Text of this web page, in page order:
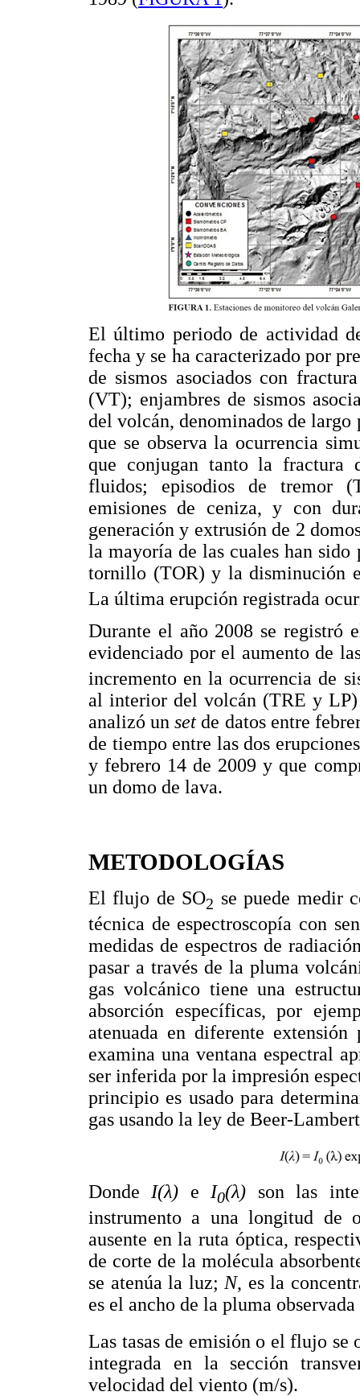
El último periodo de actividad
fecha y se ha caracterizado por
de sismos asociados con
(VT); enjambres de sismos
del volcán, denominados de
que se observa la ocurrencia
que conjugan tanto la
fluidos; episodios de tremor
emisiones de ceniza, y con
generación y extrusión de 2
la mayoría de las cuales han
tornillo (TOR) y la disminución
La última erupción registrada
Durante el año 2008 se registró
evidenciado por el aumento de
incremento en la ocurrencia de
al interior del volcán (TRE y
analizó unset de datos entre
de tiempo entre las dos
y febrero 14 de 2009 y que
un domo de lava.
METODOLOGÍAS
El flujo de SO2 se puede medir
técnica de espectroscopía con
medidas de espectros de
pasar a través de la pluma
gas volcánico tiene una
absorción específicas, por
atenuada en diferente
examina una ventana espectral
ser inferida por la impresión
principio es usado para
gas usando la ley de Beer-
DondeI(λ) eI0(λ) son las
instrumento a una longitud de
ausente en la ruta óptica,
de corte de la molécula
se atenúa la luz; N, es la
es el ancho de la pluma
Las tasas de emisión o el flujo se
integrada en la sección
velocidad del viento (m/s).